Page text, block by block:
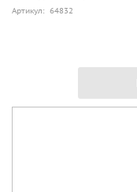
Артикул: 64832